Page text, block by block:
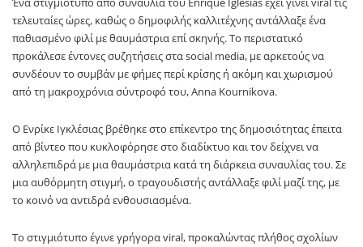
τελευταίες ώρες, καθώς ο δημοφιλής καλλιτέχνης αντάλλαξε ένα
παθιασμένο φιλί με θαυμάστρια επί σκηνής. Το περιστατικό
προκάλεσε έντονες συζητήσεις στα social media, με αρκετούς να
συνδέουν το συμβάν με φήμες περί κρίσης ή ακόμη και χωρισμού
από τη μακροχρόνια σύντροφό του,Anna Kournikova.
Ο Ενρίκε Ιγκλέσιας βρέθηκε στο επίκεντρο της δημοσιότητας έπειτα
από βίντεο που κυκλοφόρησε στο διαδίκτυο και τον δείχνει να
αλληλεπιδρά με μια θαυμάστρια κατά τη διάρκεια συναυλίας του. Σε
μια αυθόρμητη στιγμή, ο τραγουδιστής αντάλλαξε φιλί μαζί της, με
το κοινό να αντιδρά ενθουσιασμένα.
Το στιγμιότυπο έγινε γρήγορα viral, προκαλώντας πλήθος σχολίων